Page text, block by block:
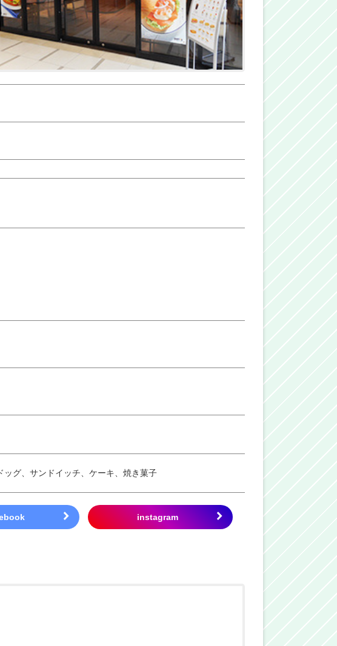
グ、サンドイッチ、ケーキ、焼き菓子